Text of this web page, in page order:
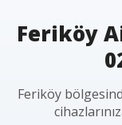
Feriköy
Feriköy